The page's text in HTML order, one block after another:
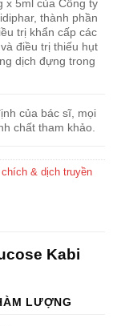
x 5ml của Công ty
thành phần
trị khẩn cấp các
điều trị thiếu hụt
dịch đựng trong
của bác sĩ, mọi
chất tham khảo.
& dịch truyền
Kabi
LƯỢNG